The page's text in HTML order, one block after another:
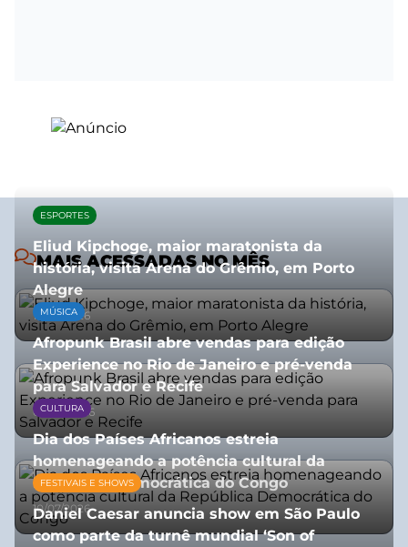
MAIS ACESSADAS NO MÊS
ESPORTES
Eliud Kipchoge, maior maratonista da
história, visita Arena do Grêmio, em Porto
Alegre
10/07/2026
MÚSICA
Afropunk Brasil abre vendas para edição
Experience no Rio de Janeiro e pré-venda
para Salvador e Recife
03/08/2026
CULTURA
Dia dos Países Africanos estreia
homenageando a potência cultural da
República Democrática do Congo
10/07/2026
FESTIVAIS E SHOWS
Daniel Caesar anuncia show em São Paulo
como parte da turnê mundial ‘Son of